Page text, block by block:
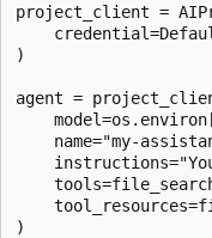
project_client =
)
agent =
name="my-
)